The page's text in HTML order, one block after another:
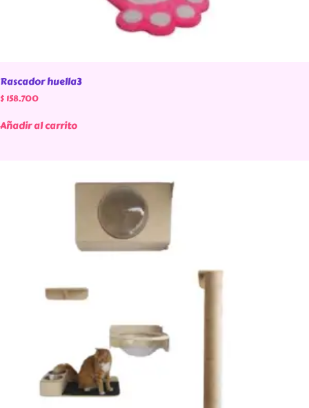
Rascador huella3
$ 158.700
Añadir al carrito